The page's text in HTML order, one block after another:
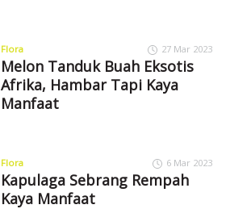
Flora 27 Mar 2023
Melon Tanduk Buah Eksotis
Afrika, Hambar Tapi Kaya
Manfaat
Flora 6 Mar 2023
Kapulaga Sebrang Rempah
Kaya Manfaat